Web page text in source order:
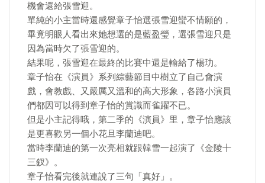
機會還給張雪迎。
單純的小主當時還感覺章子怡選張雪迎蠻不情願的，
畢竟明眼人看出來她想選的是藍盈瑩，選張雪迎只是
因為當時欠了張雪迎的。
結果呢，張雪迎在最終的比賽中還是輸給了楊玏。
章子怡在《演員》系列綜藝節目中樹立了自己會演
戲，會教戲、又嚴厲又溫和的高大形象，各路小演員
們都因可以得到章子怡的賞識而雀躍不已。
但是小主記得哦，第二季的《演員》里，章子怡應該
是更喜歡另一個小花旦李蘭迪吧。
當時李蘭迪的第一次亮相就跟韓雪一起演了《金陵十
三釵》。
章子怡看完後就連說了三句「真好」。